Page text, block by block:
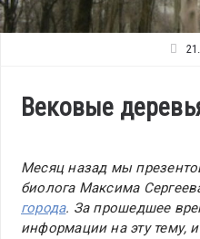
Вековые
Месяц назад мы
биолога Максима
города. За прошедшее
информации на эту тему,